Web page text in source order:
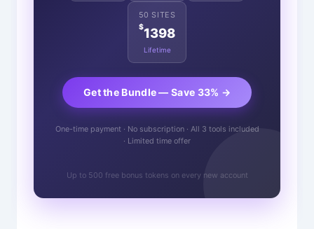
50 SITES
$1398
Lifetime
Get the Bundle — Save 33% →
One-time payment · No subscription · All 3 tools included
· Limited time offer
Up to 500 free bonus tokens on every new account